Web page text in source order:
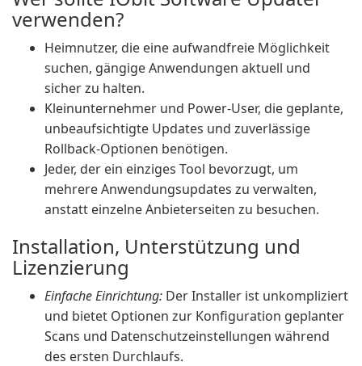
verwenden?
Heimnutzer, die eine aufwandfreie Möglichkeit
suchen, gängige Anwendungen aktuell und
sicher zu halten.
Kleinunternehmer und Power-User, die geplante,
unbeaufsichtigte Updates und zuverlässige
Rollback-Optionen benötigen.
Jeder, der ein einziges Tool bevorzugt, um
mehrere Anwendungsupdates zu verwalten,
anstatt einzelne Anbieterseiten zu besuchen.
Installation, Unterstützung und
Lizenzierung
Einfache Einrichtung: Der Installer ist unkompliziert
und bietet Optionen zur Konfiguration geplanter
Scans und Datenschutzeinstellungen während
des ersten Durchlaufs.